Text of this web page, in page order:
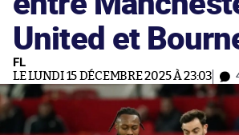
United et
FL
LE LUNDI 15 DÉCEMBRE 2025 À 23:03